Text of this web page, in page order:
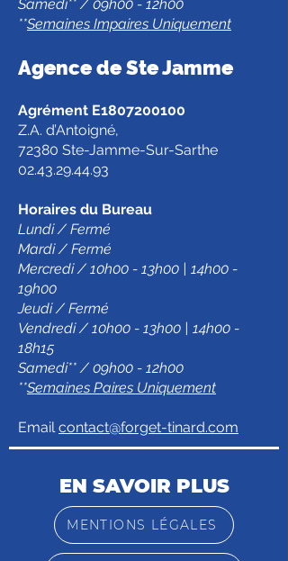
Samedi** / 09h00 - 12h00
**Semaines Impaires Uniquement
Agence de Ste Jamme
Agrément E1807200100
Z.A. d’Antoigné,
72380 Ste-Jamme-Sur-Sarthe
02.43.29.44.93
Horaires du Bureau
Lundi / Fermé
Mardi / Fermé
Mercredi / 10h00 - 13h00 | 14h00 -
19h00
Jeudi / Fermé
Vendredi / 10h00 - 13h00 | 14h00 -
18h15
Samedi** / 09h00 - 12h00
**Semaines Paires Uniquement
Emailcontact@forget-tinard.com
EN SAVOIR PLUS
MENTIONS LÉGALES